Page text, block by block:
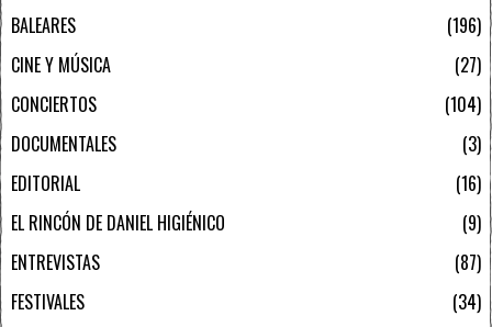
BALEARES
196
CINE Y MÚSICA
27
CONCIERTOS
104
DOCUMENTALES
3
EDITORIAL
16
EL RINCÓN DE DANIEL HIGIÉNICO
9
ENTREVISTAS
87
FESTIVALES
34